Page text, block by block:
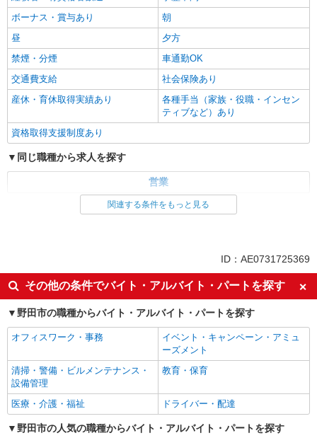
ボーナス・賞与あり
朝
昼
夕方
禁煙・分煙
車通勤OK
交通費支給
社会保険あり
産休・育休取得実績あり
各種手当（家族・役職・インセン
ティブなど）あり
資格取得支援制度あり
同じ職種から求人を探す
営業
同じ特徴から求人を探す
産休・育休取得実績あり
関連する条件をもっと見る
ID：AE0731725369
その他の条件でバイト・アルバイト・パートを探す
野田市の職種からバイト・アルバイト・パートを探す
オフィスワーク・事務
イベント・キャンペーン・アミュ
ーズメント
清掃・警備・ビルメンテナンス・
設備管理
教育・保育
医療・介護・福祉 ドライバー・配達
野田市の人気の職種からバイト・アルバイト・パートを探す